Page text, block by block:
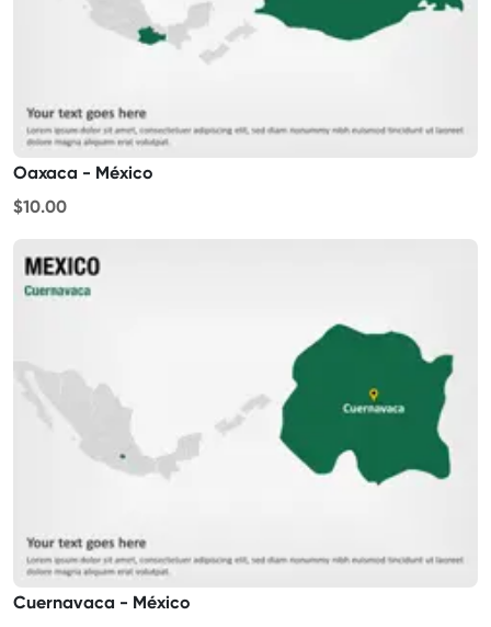
Oaxaca - México
$10.00
Cuernavaca - México